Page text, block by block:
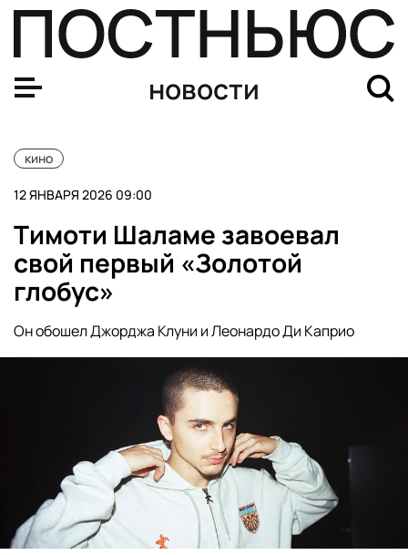
новости
кино
12 ЯНВАРЯ 2026 09:00
Тимоти Шаламе завоевал
свой первый «Золотой
глобус»
Он обошел Джорджа Клуни и Леонардо Ди Каприо
«Чебурашка 2» стал вторым самым кассовым